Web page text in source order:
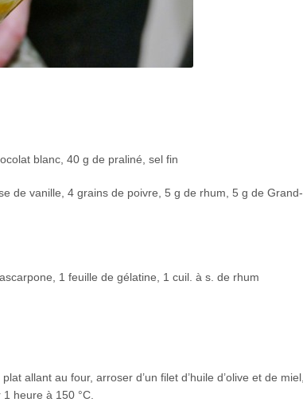
blanc, 40 g de praliné, sel fin
de vanille, 4 grains de poivre, 5 g de rhum, 5 g de Grand-
1 feuille de gélatine, 1 cuil. à s. de rhum
allant au four, arroser d’un filet d’huile d’olive et de miel,
heure à 150 °C.